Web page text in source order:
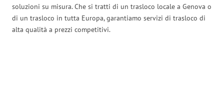
soluzioni su misura. Che si tratti di un trasloco locale a Genova o
di un trasloco in tutta Europa, garantiamo servizi di trasloco di
alta qualità a prezzi competitivi.